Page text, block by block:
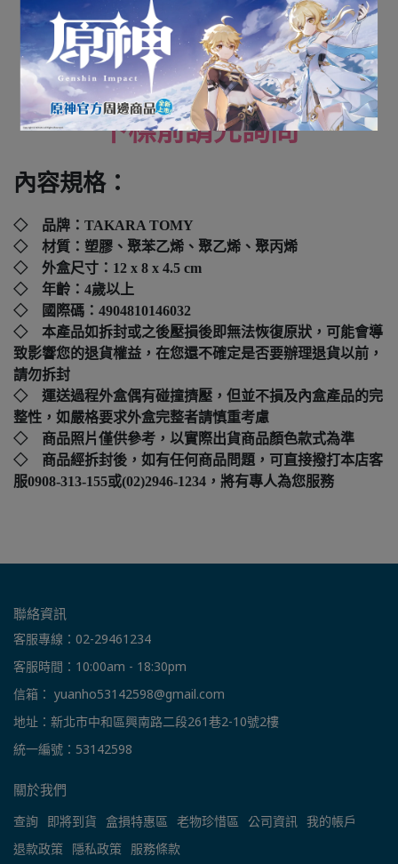
RIOLU
全新未拆封
下標前請先詢問
內容規格：
◇ 品牌： TAKARA TOMY
◇ 材質：塑膠、聚苯乙烯、聚乙烯、聚丙烯
◇ 外盒尺寸： 12 x 8 x 4.5 cm
◇ 年齡：4歲以上
◇ 國際碼： 4904810146032
◇ 本產品如拆封或之後壓損後即無法恢復原狀，可能會導
致影響您的退貨權益，在您還不確定是否要辦理退貨以前，
請勿拆封
◇ 運送過程外盒偶有碰撞擠壓，但並不損及內盒產品的完
整性，如嚴格要求外盒完整者請慎重考慮
◇ 商品照片僅供參考，以實際出貨商品顏色款式為準
◇ 商品經拆封後，如有任何商品問題，可直接撥打本店客
服0908-313-155或(02)2946-1234，將有專人為您服務
聯絡資訊
客服專線：02-29461234
客服時間：10:00am - 18:30pm
信箱： yuanho53142598@gmail.com
地址：新北市中和區興南路二段261巷2-10號2樓
統一編號：53142598
關於我們
查詢 即將到貨 盒損特惠區 老物珍惜區 公司資訊 我的帳戶
退款政策 隱私政策 服務條款